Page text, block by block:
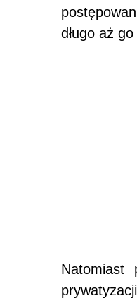
długo aż
Natomiast